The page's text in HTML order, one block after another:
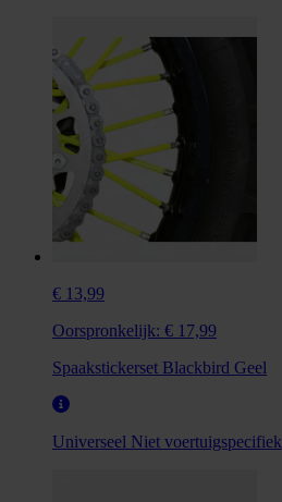
€ 13,99
Oorspronkelijk: € 17,99
Spaakstickerset Blackbird Geel
Universeel Niet voertuigspecifiek